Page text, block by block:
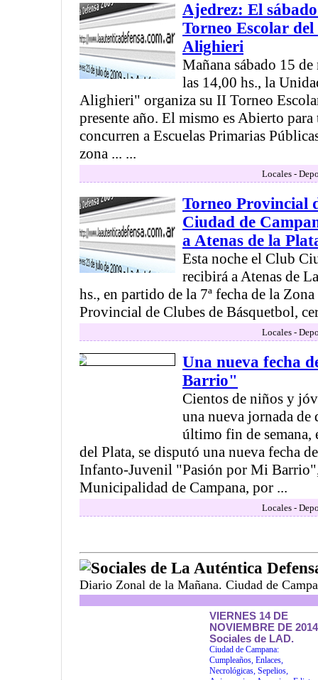
Ajedrez: El
Torneo Escolar
Alighieri
Mañana sábado 15
las 14,00 hs., la
Alighieri" organiza su II Torneo
presente año. El mismo es Abierto
concurren a Escuelas Primarias
zona ... ...
Locales -
Torneo Provincial
Ciudad de
a Atenas de la
Esta noche el Club
recibirá a Atenas de
hs., en partido de la 7ª fecha de la
Provincial de Clubes de Básquetbol,
Locales -
Una nueva fecha
Barrio"
Cientos de niños y
una nueva jornada
último fin de semana,
del Plata, se disputó una nueva fecha
Infanto-Juvenil "Pasión por Mi
Municipalidad de Campana, por ...
Locales -
Sociales de La Auténtica
Diario Zonal de la Mañana. Ciudad de
VIERNES 14 DE
NOVIEMBRE DE
Sociales de LAD.
Ciudad de Campana:
Cumpleaños, Enlaces,
Necrológicas, Sepelios,